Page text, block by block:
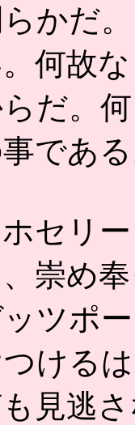
かだ
何故
だ。
であ
セリ
崇め
ツポ
ける
見逃